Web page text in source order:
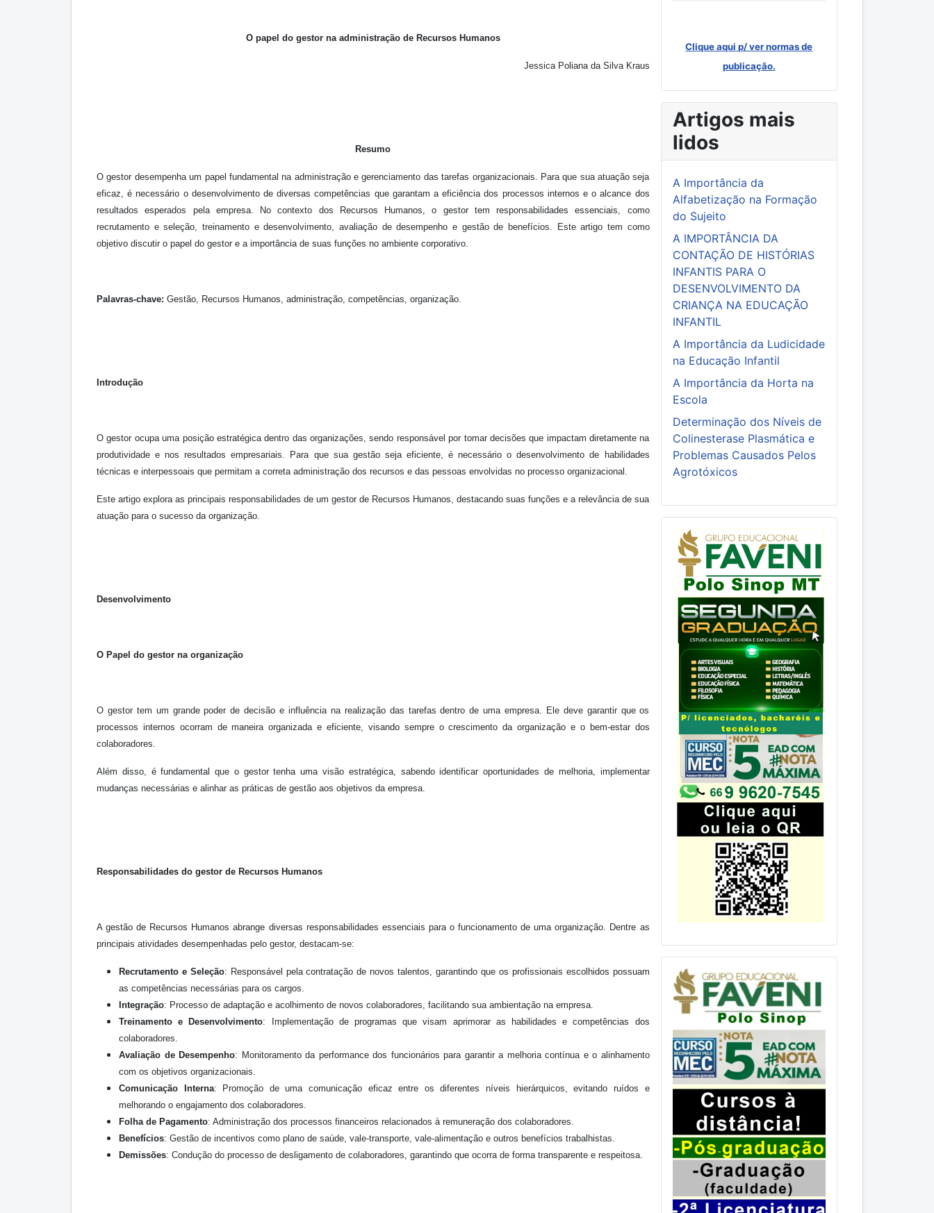
O papel do gestor na administração de Recursos Humanos
Jessica Poliana da Silva Kraus
Resumo
O gestor desempenha um papel fundamental na administração e gerenciamento das tarefas organizacionais. Para que sua atuação seja
eficaz, é necessário o desenvolvimento de diversas competências que garantam a eficiência dos processos internos e o alcance dos
resultados esperados pela empresa. No contexto dos Recursos Humanos, o gestor tem responsabilidades essenciais, como
recrutamento e seleção, treinamento e desenvolvimento, avaliação de desempenho e gestão de benefícios. Este artigo tem como
objetivo discutir o papel do gestor e a importância de suas funções no ambiente corporativo.
Palavras-chave: Gestão, Recursos Humanos, administração, competências, organização.
Introdução
O gestor ocupa uma posição estratégica dentro das organizações, sendo responsável por tomar decisões que impactam diretamente na
produtividade e nos resultados empresariais. Para que sua gestão seja eficiente, é necessário o desenvolvimento de habilidades
técnicas e interpessoais que permitam a correta administração dos recursos e das pessoas envolvidas no processo organizacional.
Este artigo explora as principais responsabilidades de um gestor de Recursos Humanos, destacando suas funções e a relevância de sua
atuação para o sucesso da organização.
Desenvolvimento
O Papel do gestor na organização
O gestor tem um grande poder de decisão e influência na realização das tarefas dentro de uma empresa. Ele deve garantir que os
processos internos ocorram de maneira organizada e eficiente, visando sempre o crescimento da organização e o bem-estar dos
colaboradores.
Além disso, é fundamental que o gestor tenha uma visão estratégica, sabendo identificar oportunidades de melhoria, implementar
mudanças necessárias e alinhar as práticas de gestão aos objetivos da empresa.
Responsabilidades do gestor de Recursos Humanos
A gestão de Recursos Humanos abrange diversas responsabilidades essenciais para o funcionamento de uma organização. Dentre as
principais atividades desempenhadas pelo gestor, destacam-se:
Recrutamento e Seleção: Responsável pela contratação de novos talentos, garantindo que os profissionais escolhidos possuam
as competências necessárias para os cargos.
Integração: Processo de adaptação e acolhimento de novos colaboradores, facilitando sua ambientação na empresa.
Treinamento e Desenvolvimento: Implementação de programas que visam aprimorar as habilidades e competências dos
colaboradores.
Avaliação de Desempenho: Monitoramento da performance dos funcionários para garantir a melhoria contínua e o alinhamento
com os objetivos organizacionais.
Comunicação Interna: Promoção de uma comunicação eficaz entre os diferentes níveis hierárquicos, evitando ruídos e
melhorando o engajamento dos colaboradores.
Folha de Pagamento: Administração dos processos financeiros relacionados à remuneração dos colaboradores.
Benefícios: Gestão de incentivos como plano de saúde, vale-transporte, vale-alimentação e outros benefícios trabalhistas.
Demissões: Condução do processo de desligamento de colaboradores, garantindo que ocorra de forma transparente e respeitosa.
Clique aqui p/ ver normas de
publicação.
Artigos mais
lidos
A Importância da
Alfabetização na Formação
do Sujeito
A IMPORTÂNCIA DA
CONTAÇÃO DE HISTÓRIAS
INFANTIS PARA O
DESENVOLVIMENTO DA
CRIANÇA NA EDUCAÇÃO
INFANTIL
A Importância da Ludicidade
na Educação Infantil
A Importância da Horta na
Escola
Determinação dos Níveis de
Colinesterase Plasmática e
Problemas Causados Pelos
Agrotóxicos